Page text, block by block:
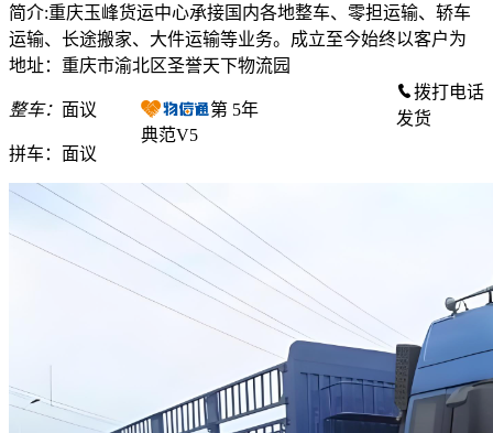
简介:重庆玉峰货运中心承接国内各地整车、零担运输、轿车
运输、长途搬家、大件运输等业务。成立至今始终以客户为
地址：重庆市渝北区圣誉天下物流园
整车： 面议
拼车： 面议
第 5年
典范V5
拨打电话
发货